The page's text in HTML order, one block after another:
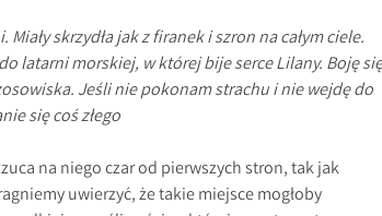
skrzydła jak z firanek i szron na całym ciele.
latarni morskiej, w której bije serce Lilany. Boję się
Jeśli nie pokonam strachu i nie wejdę do
się coś złego
na niego czar od pierwszych stron, tak jak
uwierzyć, że takie miejsce mogłoby